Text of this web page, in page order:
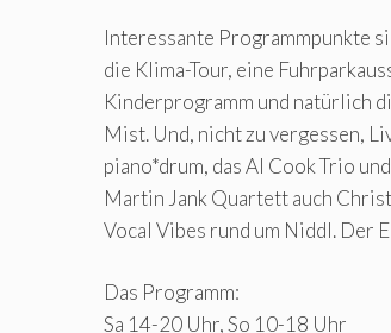
Interessante Programmpunkte
die Klima-Tour, eine
Kinderprogramm und natürlich
Mist. Und, nicht zu vergessen,
piano*drum, das Al Cook Trio
Martin Jank Quartett auch
Vocal Vibes rund um Niddl. Der
Das Programm:
Sa 14-20 Uhr, So 10-18 Uhr